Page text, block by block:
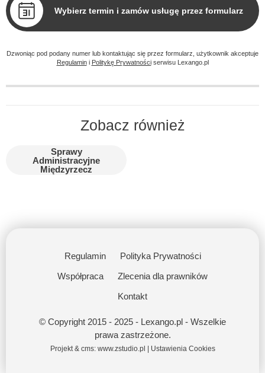
Wybierz termin i zamów usługę przez formularz
Dzwoniąc pod podany numer lub kontaktując się przez formularz, użytkownik akceptuje
Regulamini Politykę Prywatnościserwisu Lexango.pl
Zobacz również
Sprawy
Administracyjne
Międzyrzecz
Regulamin
Polityka Prywatności
Współpraca
Zlecenia dla prawników
Kontakt
© Copyright 2015 - 2025 - Lexango.pl - Wszelkie
prawa zastrzeżone.
Projekt & cms: www.zstudio.pl Ustawienia Cookies